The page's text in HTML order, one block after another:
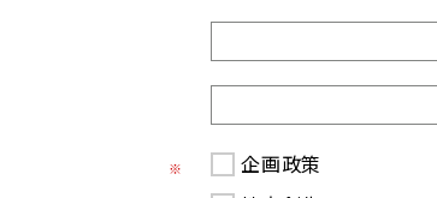
※
企画政策